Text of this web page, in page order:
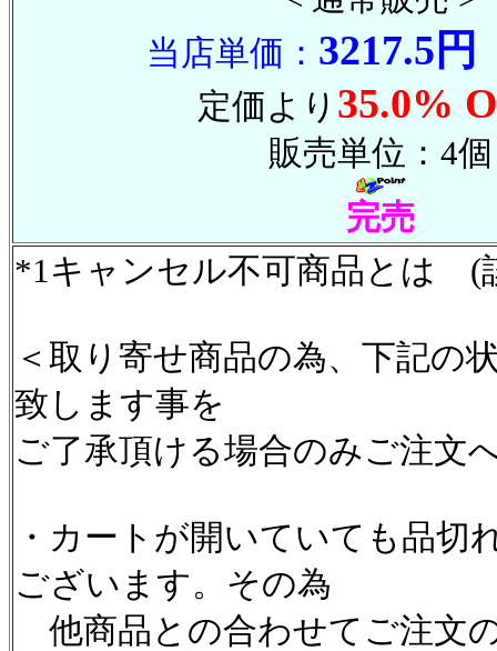
当店単価： 3217.5円
定価より 35.0%
販売単位：4個
完売
*1キャンセル不可商品とは (
＜取り寄せ商品の為、下記の
致します事を
ご了承頂ける場合のみご注文
・カートが開いていても品切
ございます。その為
他商品との合わせてご注文